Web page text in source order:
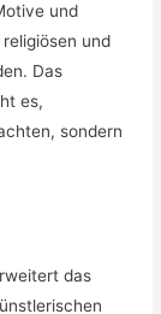
und
und
Das
es,
sondern
das